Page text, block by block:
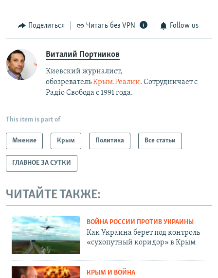
Поделиться Читать без VPN Follow us
Виталий Портников
Киевский журналист,
обозревательКрым.Реалии. Сотрудничает с
Радiо Свобода с 1991 года.
This item is part of
Мнение Крым Политика Все статьи
ГЛАВНОЕ ЗА СУТКИ
ЧИТАЙТЕ ТАКЖЕ:
ВОЙНА РОССИИ ПРОТИВ УКРАИНЫ
Как Украина берет под контроль
«сухопутный коридор» в Крым
КРЫМ И ВОЙНА